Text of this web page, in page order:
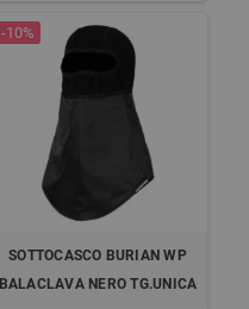
-10%
SOTTOCASCO BURIAN WP
BALACLAVA NERO TG.UNICA